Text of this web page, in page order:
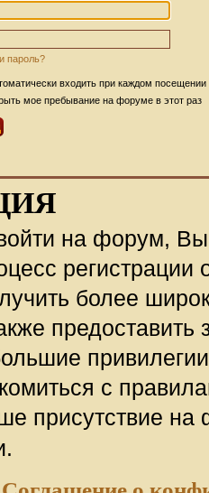
пароль?
входить при каждом посещении
мое пребывание на форуме в этот раз
на форум,
регистрации
более
предоставить
с
присутствие на